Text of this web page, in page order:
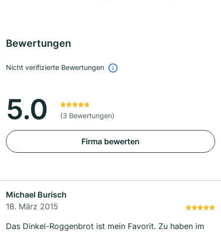
Bewertungen
Nicht verifizierte Bewertungen
5.0 (3 Bewertungen)
Firma bewerten
Michael Burisch
18. März 2015
Das Dinkel-Roggenbrot ist mein Favorit. Zu haben im